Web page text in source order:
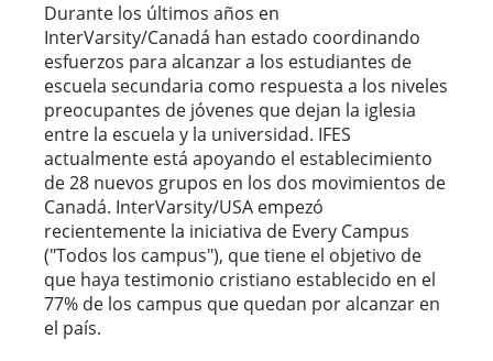
Durante los últimos años en
InterVarsity/Canadá han estado coordinando
esfuerzos para alcanzar a los estudiantes de
escuela secundaria como respuesta a los niveles
preocupantes de jóvenes que dejan la iglesia
entre la escuela y la universidad. IFES
actualmente está apoyando el establecimiento
de 28 nuevos grupos en los dos movimientos de
Canadá. InterVarsity/USA empezó
recientemente la iniciativa de Every Campus
("Todos los campus"), que tiene el objetivo de
que haya testimonio cristiano establecido en el
77% de los campus que quedan por alcanzar en
el país.